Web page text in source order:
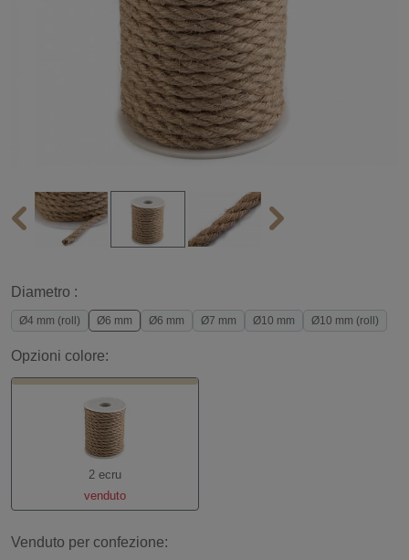
Diametro :
Ø4 mm (roll) Ø6 mm Ø6 mm Ø7 mm Ø10 mm Ø10 mm (roll)
Opzioni colore:
2 ecru
venduto
Venduto per confezione: